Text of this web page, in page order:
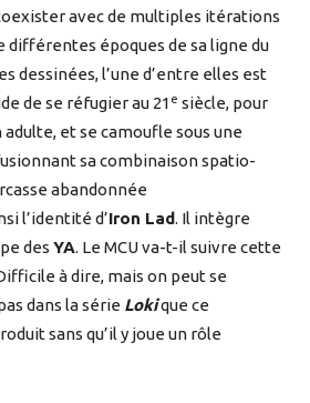
avec de multiples itérations
différentes époques de sa ligne du
dessinées, l’une d’entre elles est
de se réfugier au 21 e siècle, pour
et se camoufle sous une
sa combinaison spatio-
abandonnée
l’identité d’Iron Lad. Il intègre
des YA. Le MCU va-t-il suivre cette
à dire, mais on peut se
dans la série Lokique ce
sans qu’il y joue un rôle